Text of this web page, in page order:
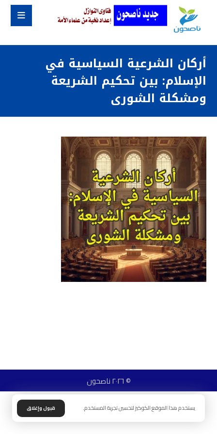
أركان الشرعية السياسية في
الإسلام: بين تحكيم الشريعة
ومشكلة الشورى
© ٢٠٢٦ ناصحون
يستخدم هذا الموقع الكوكيز لتحسين تجربة المستخدم. قبول وإغلاق